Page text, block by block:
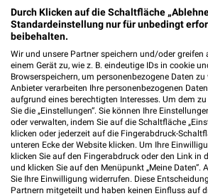
Fleischerei Timmer Filialen
Foto Schorcht Filialen &
Gütersloh
Fressnapf - aktueller
Paderborn
Durch Klicken auf die Schaltfläche
Standardeinstellung nur für unbedingt
beibehalten.
Wir und unsere Partner speichern und/oder
einem Gerät zu, wie z. B. eindeutige IDs in cookie
Browserspeichern, um personenbezogene Daten
Anbieter verarbeiten Ihre personenbezogenen
aufgrund eines berechtigten Interesses. Um dem
Sie die „Einstellungen“. Sie können Ihre
oder verwalten, indem Sie auf die Schaltfläche
klicken oder jederzeit auf die Fingerabdruck-
unteren Ecke der Website klicken. Um Ihre
klicken Sie auf den Fingerabdruck oder den Link in
und klicken Sie auf den Menüpunkt „Meine Daten“.
Sie Ihre Einwilligung widerrufen. Diese
Partnern mitgeteilt und haben keinen Einfluss auf